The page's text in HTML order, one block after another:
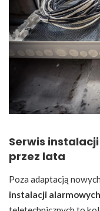
Serwis
przez lata
Poza adaptacją
instalacji